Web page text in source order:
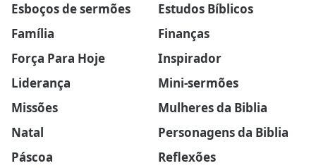
Esboços de sermões
Estudos Bíblicos
Família
Finanças
Força Para Hoje
Inspirador
Liderança
Mini-sermões
Missões
Mulheres da Biblia
Natal
Personagens da Biblia
Páscoa
Reflexões